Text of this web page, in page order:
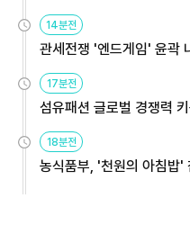
14분전
관세전쟁 '엔드게임' 윤곽
17분전
섬유패션 글로벌 경쟁력
18분전
농식품부, '천원의 아침밥